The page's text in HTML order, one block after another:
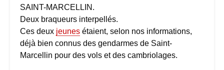
SAINT-MARCELLIN.
Deux braqueurs interpellés.
Ces deux jeunes étaient, selon nos informations,
déjà bien connus des gendarmes de Saint-
Marcellin pour des vols et des cambriolages.